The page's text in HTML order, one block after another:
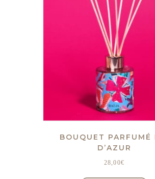
BOUQUET PARFUMÉ
D’AZUR
28,00€